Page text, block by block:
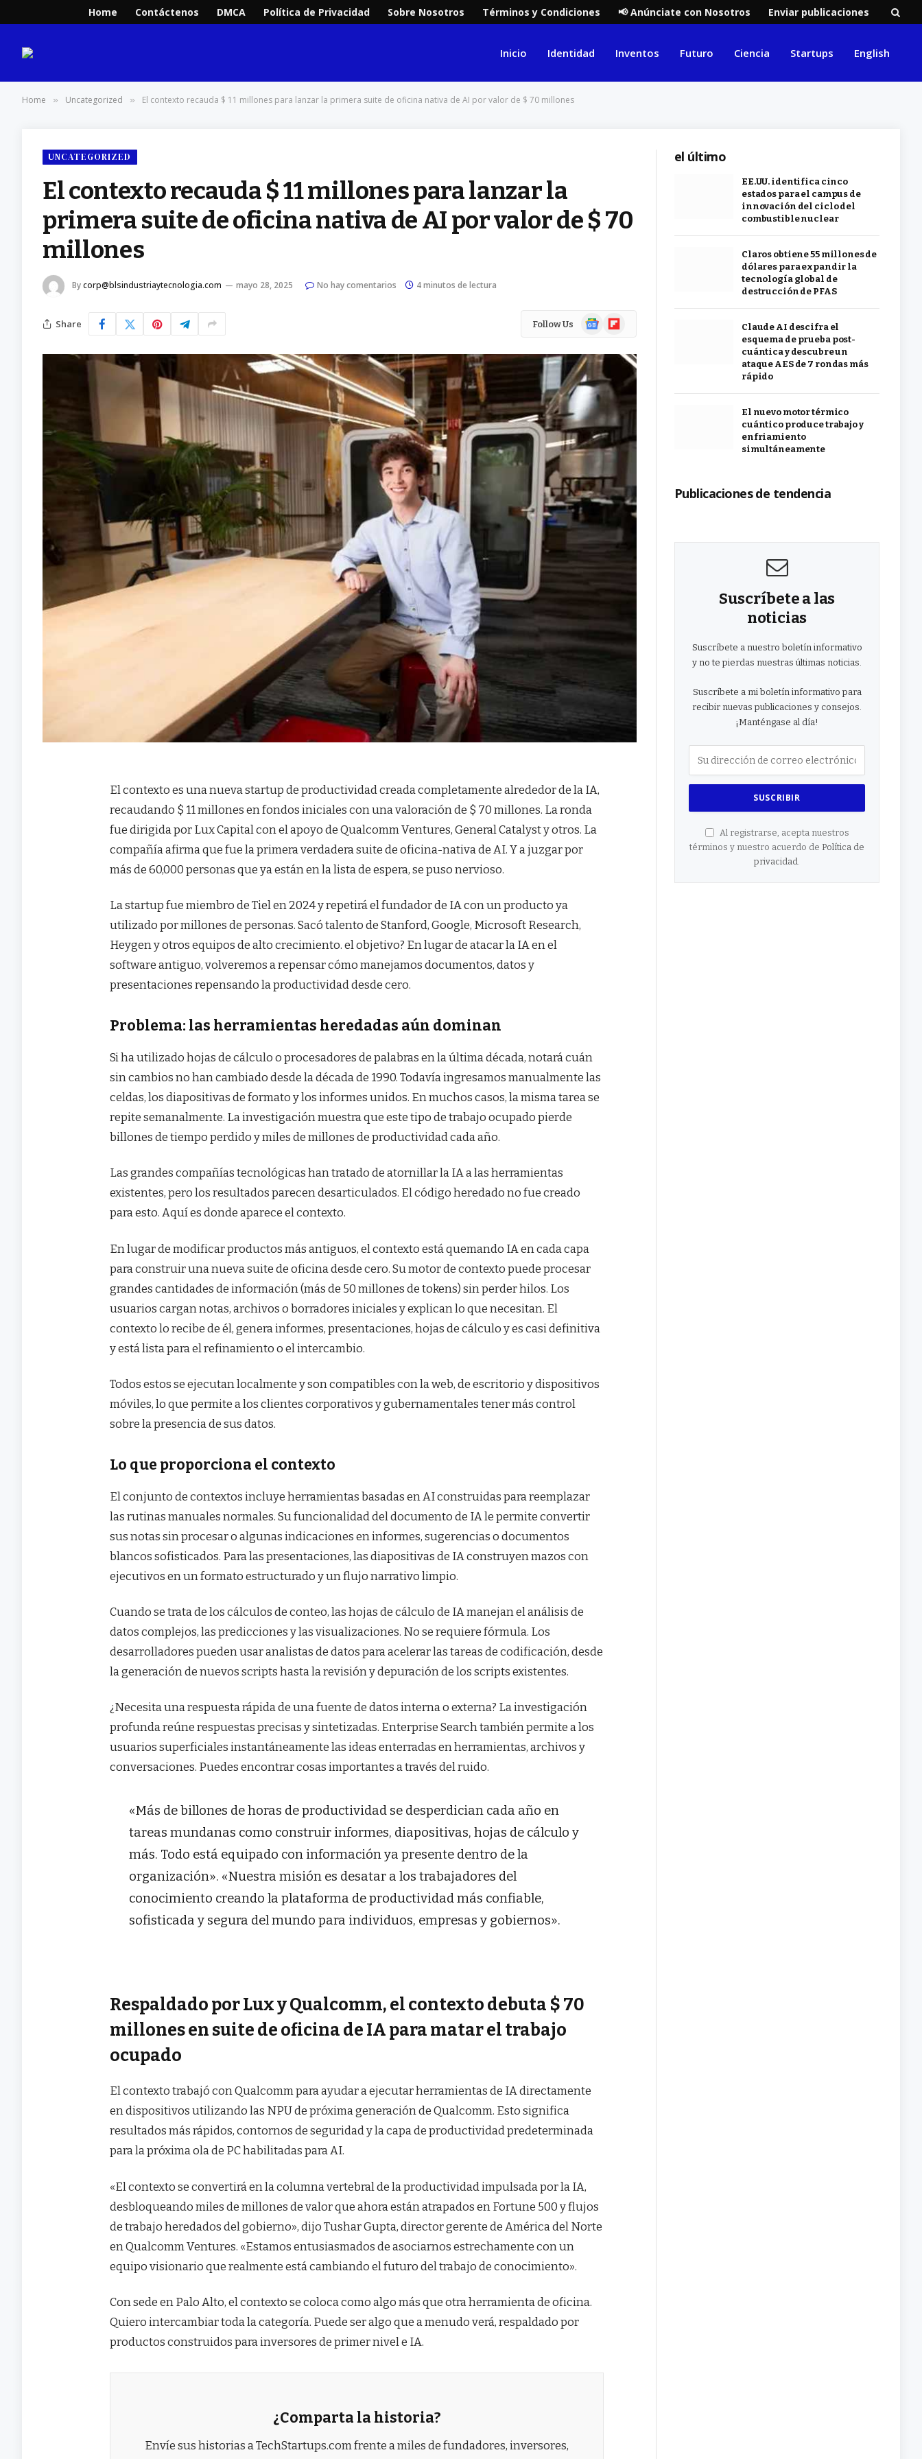
Home Contáctenos DMCA Política de Privacidad Sobre Nosotros Términos y Condiciones 📢 Anúnciate con Nosotros Enviar publicaciones
Inicio Identidad Inventos Futuro Ciencia Startups English
Home » Uncategorized » El contexto recauda $ 11 millones para lanzar la primera suite de oficina nativa de AI por valor de $ 70 millones
UNCATEGORIZED
El contexto recauda $ 11 millones para lanzar la
primera suite de oficina nativa de AI por valor de $ 70
millones
Bycorp@blsindustriaytecnologia.com mayo 28, 2025 No hay comentarios 4 minutos de lectura
Share Follow Us
GoogleFlipboard
El contexto es una nueva startup de productividad creada completamente alrededor de la IA,
recaudando $ 11 millones en fondos iniciales con una valoración de $ 70 millones. La ronda
fue dirigida por Lux Capital con el apoyo de Qualcomm Ventures, General Catalyst y otros. La
compañía afirma que fue la primera verdadera suite de oficina-nativa de AI. Y a juzgar por
más de 60,000 personas que ya están en la lista de espera, se puso nervioso.
La startup fue miembro de Tiel en 2024 y repetirá el fundador de IA con un producto ya
utilizado por millones de personas. Sacó talento de Stanford, Google, Microsoft Research,
Heygen y otros equipos de alto crecimiento. el objetivo? En lugar de atacar la IA en el
software antiguo, volveremos a repensar cómo manejamos documentos, datos y
presentaciones repensando la productividad desde cero.
Problema: las herramientas heredadas aún dominan
Si ha utilizado hojas de cálculo o procesadores de palabras en la última década, notará cuán
sin cambios no han cambiado desde la década de 1990. Todavía ingresamos manualmente las
celdas, los diapositivas de formato y los informes unidos. En muchos casos, la misma tarea se
repite semanalmente. La investigación muestra que este tipo de trabajo ocupado pierde
billones de tiempo perdido y miles de millones de productividad cada año.
Las grandes compañías tecnológicas han tratado de atornillar la IA a las herramientas
existentes, pero los resultados parecen desarticulados. El código heredado no fue creado
para esto. Aquí es donde aparece el contexto.
En lugar de modificar productos más antiguos, el contexto está quemando IA en cada capa
para construir una nueva suite de oficina desde cero. Su motor de contexto puede procesar
grandes cantidades de información (más de 50 millones de tokens) sin perder hilos. Los
usuarios cargan notas, archivos o borradores iniciales y explican lo que necesitan. El
contexto lo recibe de él, genera informes, presentaciones, hojas de cálculo y es casi definitiva
y está lista para el refinamiento o el intercambio.
Todos estos se ejecutan localmente y son compatibles con la web, de escritorio y dispositivos
móviles, lo que permite a los clientes corporativos y gubernamentales tener más control
sobre la presencia de sus datos.
Lo que proporciona el contexto
El conjunto de contextos incluye herramientas basadas en AI construidas para reemplazar
las rutinas manuales normales. Su funcionalidad del documento de IA le permite convertir
sus notas sin procesar o algunas indicaciones en informes, sugerencias o documentos
blancos sofisticados. Para las presentaciones, las diapositivas de IA construyen mazos con
ejecutivos en un formato estructurado y un flujo narrativo limpio.
Cuando se trata de los cálculos de conteo, las hojas de cálculo de IA manejan el análisis de
datos complejos, las predicciones y las visualizaciones. No se requiere fórmula. Los
desarrolladores pueden usar analistas de datos para acelerar las tareas de codificación, desde
la generación de nuevos scripts hasta la revisión y depuración de los scripts existentes.
¿Necesita una respuesta rápida de una fuente de datos interna o externa? La investigación
profunda reúne respuestas precisas y sintetizadas. Enterprise Search también permite a los
usuarios superficiales instantáneamente las ideas enterradas en herramientas, archivos y
conversaciones. Puedes encontrar cosas importantes a través del ruido.
«Más de billones de horas de productividad se desperdician cada año en
tareas mundanas como construir informes, diapositivas, hojas de cálculo y
más. Todo está equipado con información ya presente dentro de la
organización». «Nuestra misión es desatar a los trabajadores del
conocimiento creando la plataforma de productividad más confiable,
sofisticada y segura del mundo para individuos, empresas y gobiernos».
Respaldado por Lux y Qualcomm, el contexto debuta $ 70
millones en suite de oficina de IA para matar el trabajo
ocupado
El contexto trabajó con Qualcomm para ayudar a ejecutar herramientas de IA directamente
en dispositivos utilizando las NPU de próxima generación de Qualcomm. Esto significa
resultados más rápidos, contornos de seguridad y la capa de productividad predeterminada
para la próxima ola de PC habilitadas para AI.
«El contexto se convertirá en la columna vertebral de la productividad impulsada por la IA,
desbloqueando miles de millones de valor que ahora están atrapados en Fortune 500 y flujos
de trabajo heredados del gobierno», dijo Tushar Gupta, director gerente de América del Norte
en Qualcomm Ventures. «Estamos entusiasmados de asociarnos estrechamente con un
equipo visionario que realmente está cambiando el futuro del trabajo de conocimiento».
Con sede en Palo Alto, el contexto se coloca como algo más que otra herramienta de oficina.
Quiero intercambiar toda la categoría. Puede ser algo que a menudo verá, respaldado por
productos construidos para inversores de primer nivel e IA.
¿Comparta la historia?
Envíe sus historias a TechStartups.com frente a miles de fundadores, inversores,
el último
EE.UU. identifica cinco
estados para el campus de
innovación del ciclo del
combustible nuclear
Claros obtiene 55 millones de
dólares para expandir la
tecnología global de
destrucción de PFAS
Claude AI descifra el
esquema de prueba post-
cuántica y descubre un
ataque AES de 7 rondas más
rápido
El nuevo motor térmico
cuántico produce trabajo y
enfriamiento
simultáneamente
Publicaciones de tendencia
Suscríbete a las
noticias
Suscríbete a nuestro boletín informativo
y no te pierdas nuestras últimas noticias.
Suscríbete a mi boletín informativo para
recibir nuevas publicaciones y consejos.
¡Manténgase al día!
Al registrarse, acepta nuestros
términos y nuestro acuerdo de Política de
privacidad.